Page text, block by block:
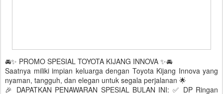
🚘✨ PROMO SPESIAL TOYOTA KIJANG INNOVA ✨🚘
Saatnya miliki impian keluarga dengan Toyota Kijang Innova yang
nyaman, tangguh, dan elegan untuk segala perjalanan 🌟
🎉 DAPATKAN PENAWARAN SPESIAL BULAN INI: ✅ DP Ringan